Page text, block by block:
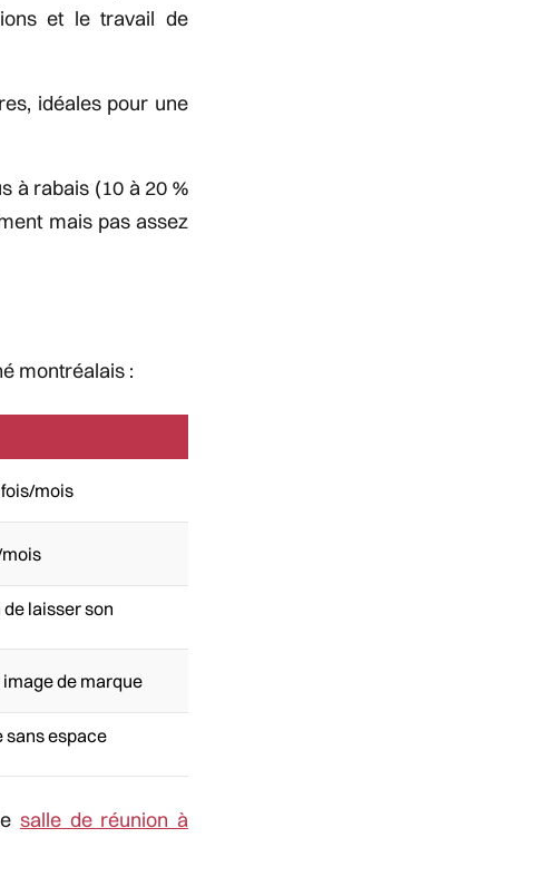
et le travail de
idéales pour une
à rabais (10 à 20 %
mais pas assez
montréalais :
mois
laisser son
de marque
sans espace
salle de réunion à